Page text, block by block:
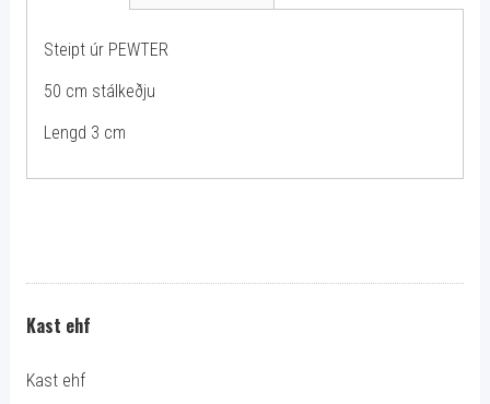
Steipt úr PEWTER
50 cm stálkeðju
Lengd 3 cm
Kast ehf
Kast ehf